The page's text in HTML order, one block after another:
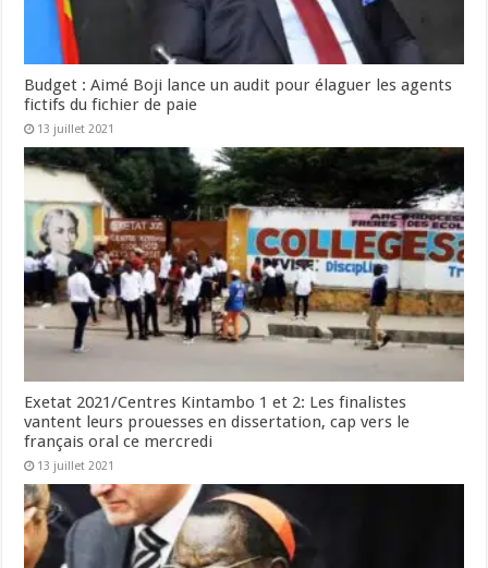
Budget : Aimé Boji lance un audit pour élaguer les agents
fictifs du fichier de paie
13 juillet 2021
Exetat 2021/Centres Kintambo 1 et 2: Les finalistes
vantent leurs prouesses en dissertation, cap vers le
français oral ce mercredi
13 juillet 2021